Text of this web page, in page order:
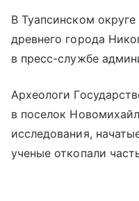
В Туапсинском
древнего города
в пресс-службе
Археологи
в поселок
исследования,
ученые откопали